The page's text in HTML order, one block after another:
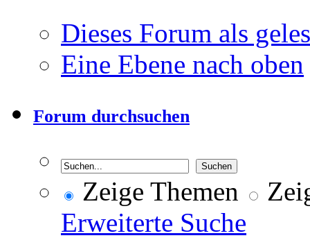
Dieses Forum als
Eine Ebene nach oben
Forum durchsuchen
Zeige Themen
Erweiterte Suche